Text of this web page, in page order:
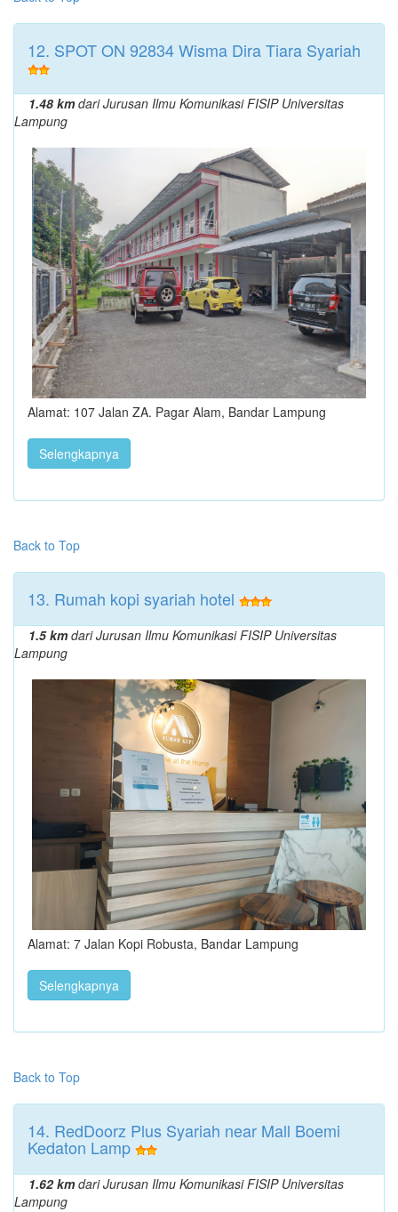
12. SPOT ON 92834 Wisma Dira Tiara Syariah
1.48 kmdari Jurusan Ilmu Komunikasi FISIP Universitas
Lampung
Alamat: 107 Jalan ZA. Pagar Alam, Bandar Lampung
Selengkapnya
Back to Top
13. Rumah kopi syariah hotel
1.5 kmdari Jurusan Ilmu Komunikasi FISIP Universitas
Lampung
Alamat: 7 Jalan Kopi Robusta, Bandar Lampung
Selengkapnya
Back to Top
14. RedDoorz Plus Syariah near Mall Boemi
Kedaton Lamp
1.62 kmdari Jurusan Ilmu Komunikasi FISIP Universitas
Lampung